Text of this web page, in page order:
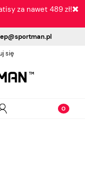
za nawet 489 zł!
się